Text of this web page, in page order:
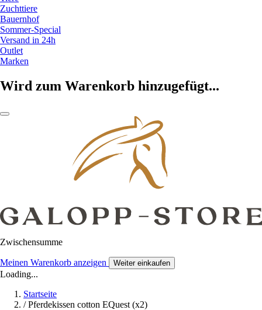
Zuchttiere
Bauernhof
Sommer-Special
Versand in 24h
Outlet
Marken
Wird zum Warenkorb hinzugefügt...
Zwischensumme
Meinen Warenkorb anzeigen Weiter einkaufen
Loading...
Startseite
/ Pferdekissen cotton EQuest (x2)